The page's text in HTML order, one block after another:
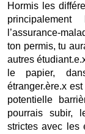
Hormis les
l’assurance-
ton permis, tu
autres
le papier,
étranger.ère.x
potentielle
pourrais subir,
strictes avec les